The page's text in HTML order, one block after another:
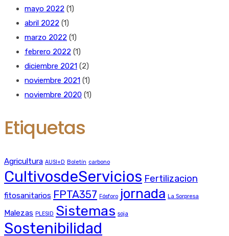
mayo 2022 (1)
abril 2022 (1)
marzo 2022 (1)
febrero 2022 (1)
diciembre 2021 (2)
noviembre 2021 (1)
noviembre 2020 (1)
Etiquetas
Agricultura AUSI+D Boletín carbono
CultivosdeServicios Fertilizacion
fitosanitarios FPTA357 Fósforo jornada La Sorpresa
Malezas PLESID Sistemas soja
Sostenibilidad